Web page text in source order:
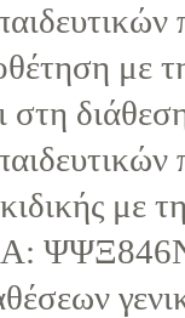
με
στη
με